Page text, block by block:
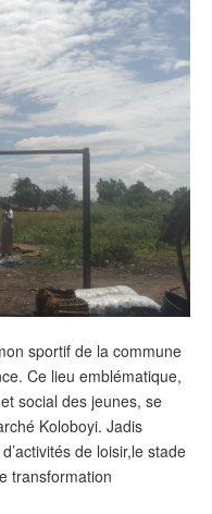
sportif de la commune
Ce lieu emblématique,
social des jeunes, se
Koloboyi. Jadis
de loisir,le stade
transformation